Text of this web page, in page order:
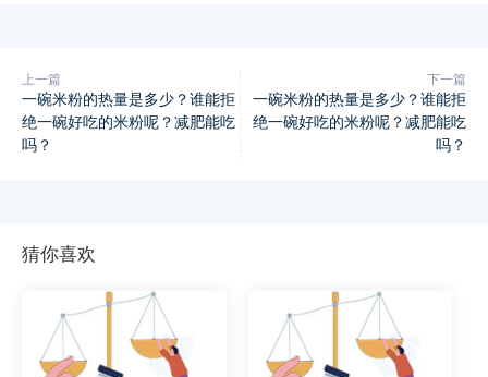
上一篇
一碗米粉的热量是多少？谁能拒
绝一碗好吃的米粉呢？减肥能吃
吗？
下一篇
一碗米粉的热量是多少？谁能拒
绝一碗好吃的米粉呢？减肥能吃
吗？
猜你喜欢